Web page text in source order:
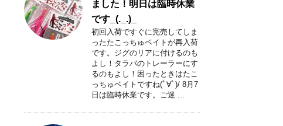
一
覧
ました！明日は臨時休業
です_(._.)_
初回入荷ですぐに完売してしま
ったたこっちゅベイトが再入荷
です。ジグのリアに付けるのも
よし！タラバのトレーラーにす
るのもよし！困ったときはたこ
っちゅベイトですね(ﾟ∀ﾟ)/ 8月7
日は臨時休業です。ご迷 ...